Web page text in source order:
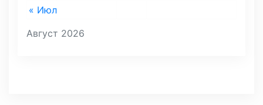
Август 2026
« Июл